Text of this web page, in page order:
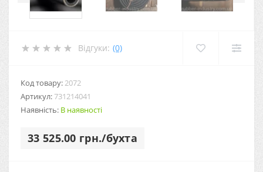
Відгуки: (0)
Код товару:2072
Артикул:731214041
Наявність: В наявності
33 525.00 грн./бухта